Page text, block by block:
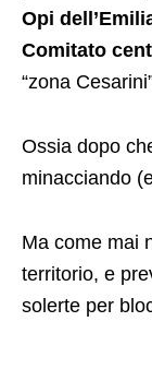
Opi
Comitato
“zona
Ossia dopo
minacciando
Ma come mai
territorio, e
solerte per